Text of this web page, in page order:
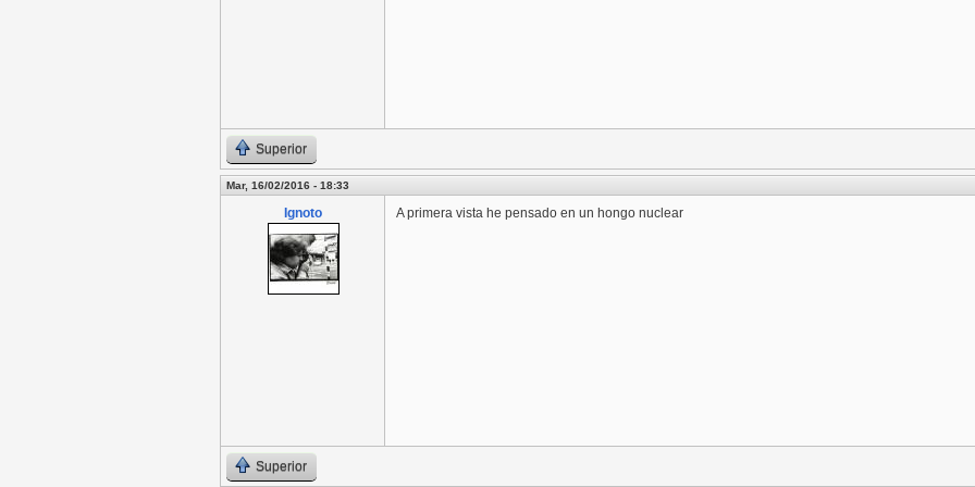
Superior
Mar, 16/02/2016 - 18:33
Ignoto A primera vista he pensado en un hongo nuclear
Superior